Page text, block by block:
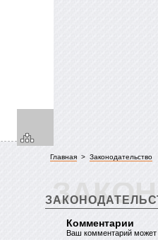
Главная > Законодательство
Комментарии
Ваш комментарий может